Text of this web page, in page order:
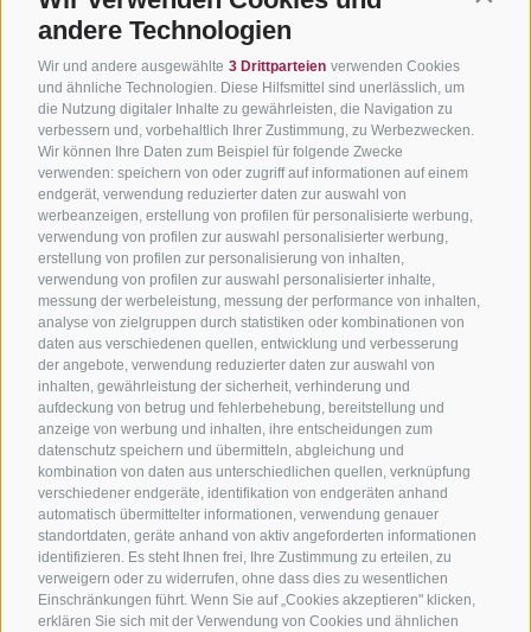
andere Technologien
Wir und andere ausgewählte 3 Drittparteien verwenden Cookies
und ähnliche Technologien. Diese Hilfsmittel sind unerlässlich, um
die Nutzung digitaler Inhalte zu gewährleisten, die Navigation zu
verbessern und, vorbehaltlich Ihrer Zustimmung, zu Werbezwecken.
Wir können Ihre Daten zum Beispiel für folgende Zwecke
verwenden: speichern von oder zugriff auf informationen auf einem
endgerät, verwendung reduzierter daten zur auswahl von
werbeanzeigen, erstellung von profilen für personalisierte werbung,
verwendung von profilen zur auswahl personalisierter werbung,
erstellung von profilen zur personalisierung von inhalten,
verwendung von profilen zur auswahl personalisierter inhalte,
messung der werbeleistung, messung der performance von inhalten,
analyse von zielgruppen durch statistiken oder kombinationen von
daten aus verschiedenen quellen, entwicklung und verbesserung
der angebote, verwendung reduzierter daten zur auswahl von
inhalten, gewährleistung der sicherheit, verhinderung und
aufdeckung von betrug und fehlerbehebung, bereitstellung und
anzeige von werbung und inhalten, ihre entscheidungen zum
datenschutz speichern und übermitteln, abgleichung und
kombination von daten aus unterschiedlichen quellen, verknüpfung
verschiedener endgeräte, identifikation von endgeräten anhand
automatisch übermittelter informationen, verwendung genauer
standortdaten, geräte anhand von aktiv angeforderten informationen
identifizieren. Es steht Ihnen frei, Ihre Zustimmung zu erteilen, zu
verweigern oder zu widerrufen, ohne dass dies zu wesentlichen
Einschränkungen führt. Wenn Sie auf „Cookies akzeptieren" klicken,
erklären Sie sich mit der Verwendung von Cookies und ähnlichen